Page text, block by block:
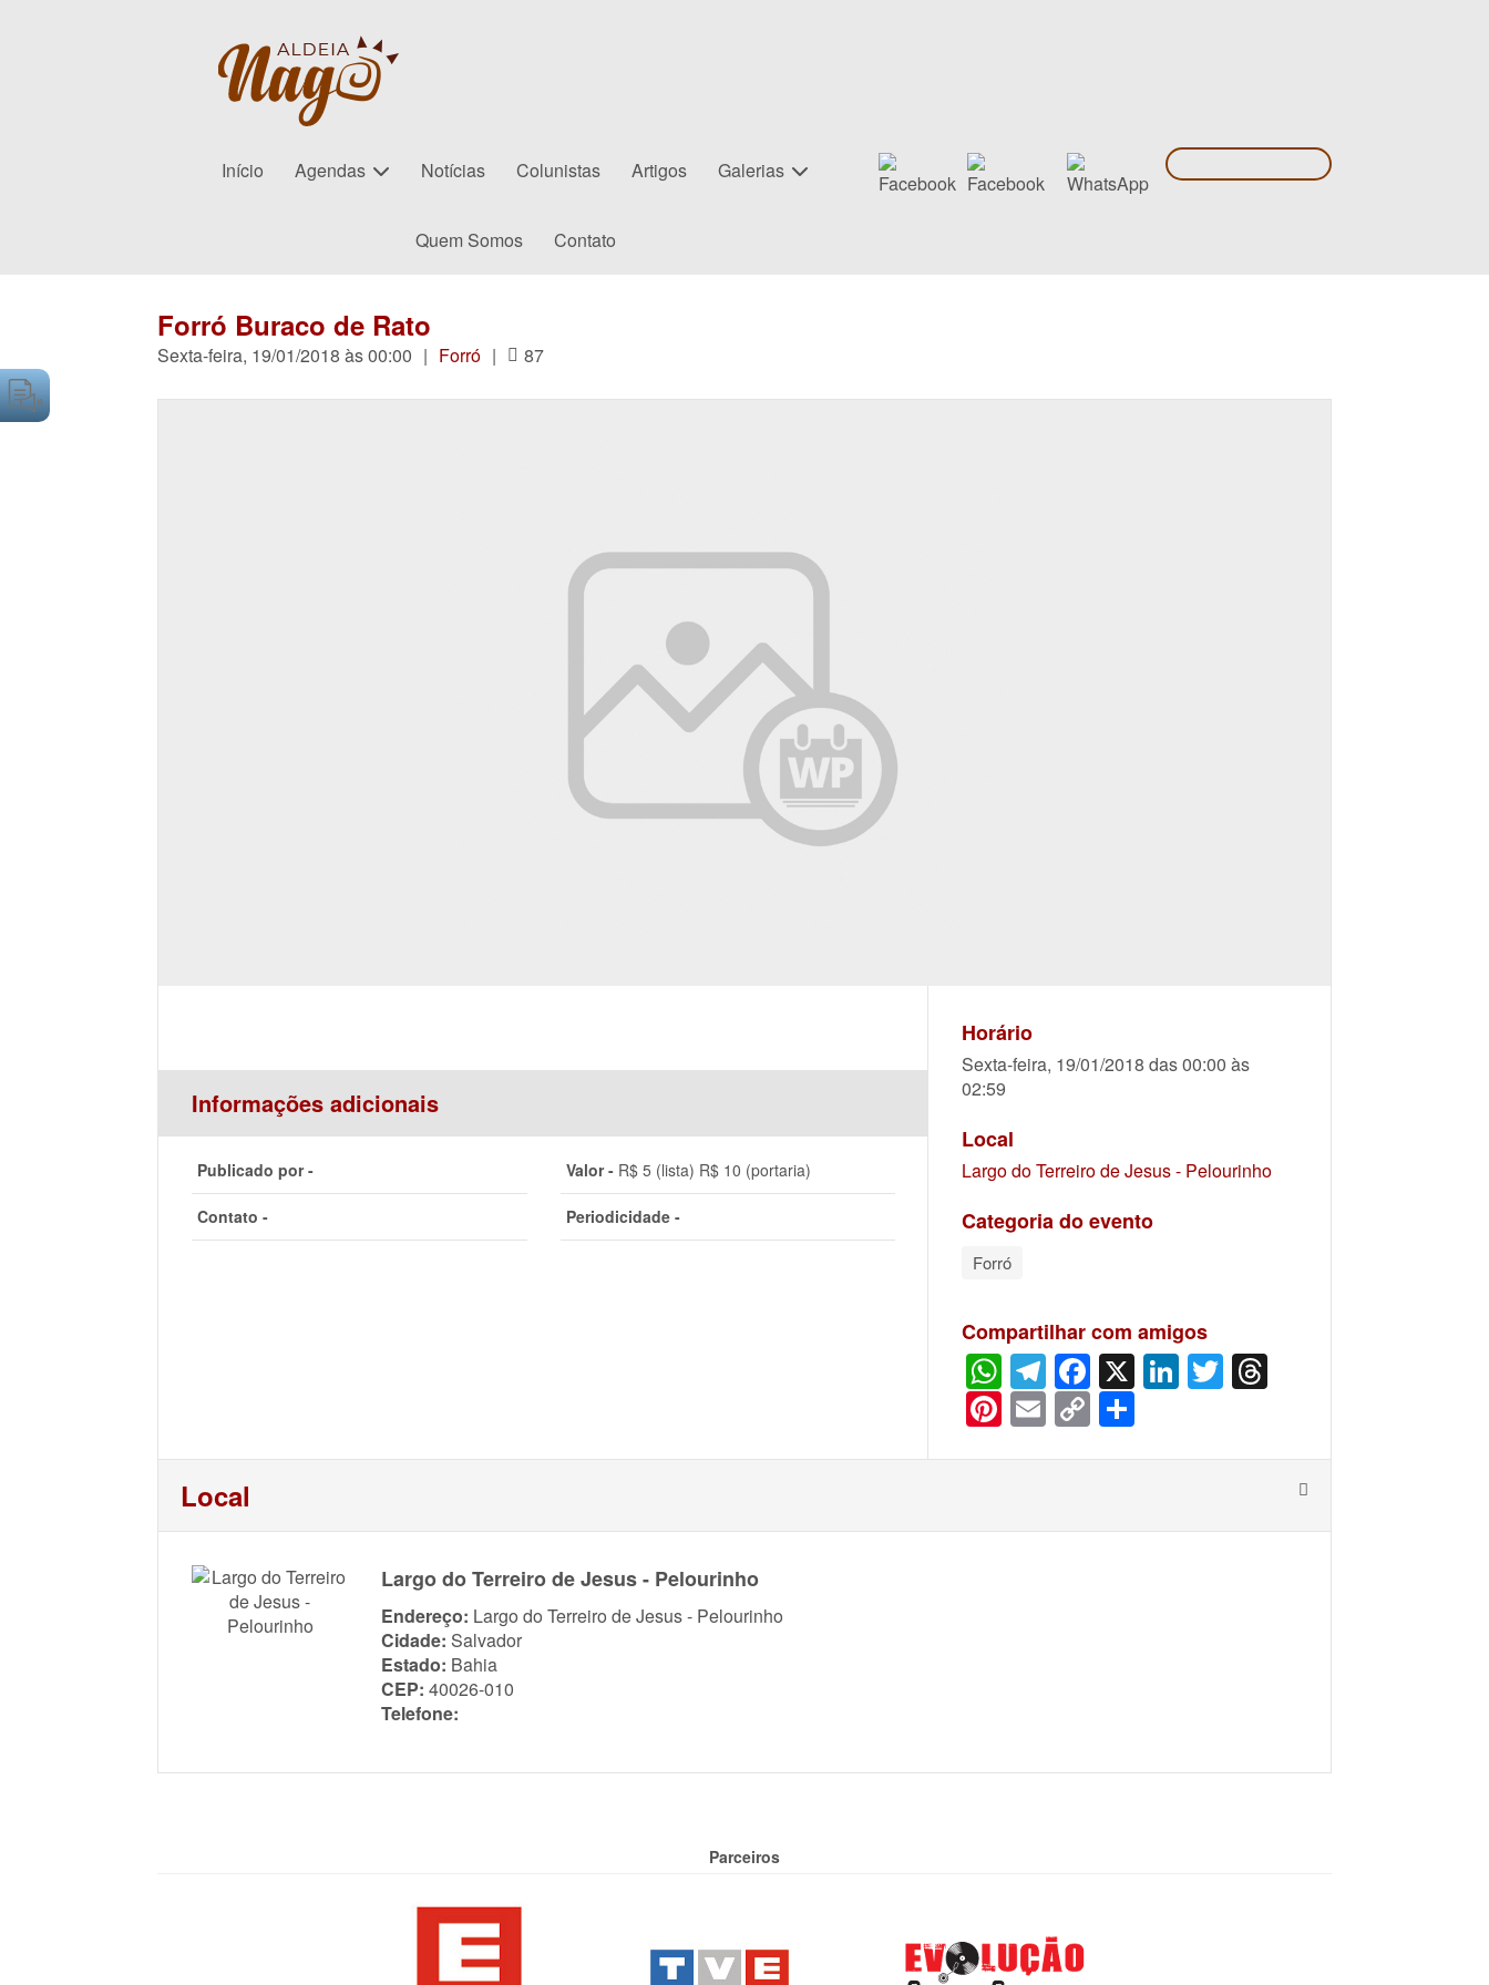
Início Agendas Notícias Colunistas Artigos Galerias
Quem Somos Contato
Forró Buraco de Rato
Sexta-feira, 19/01/2018 às 00:00 | Forró | 87
Informações adicionais
Publicado por - Valor -R$ 5 (lista) R$ 10 (portaria)
Contato - Periodicidade -
Horário
Sexta-feira, 19/01/2018 das 00:00 às
02:59
Local
Largo do Terreiro de Jesus - Pelourinho
Categoria do evento
Forró
Compartilhar com amigos
WhatsApp
Telegram
Facebook
X LinkedIn
Twitter
Pinterest
Email
Copy
Link
Local
Largo do Terreiro de Jesus - Pelourinho
Endereço: Largo do Terreiro de Jesus - Pelourinho
Cidade: Salvador
Estado: Bahia
CEP: 40026-010
Telefone:
Parceiros